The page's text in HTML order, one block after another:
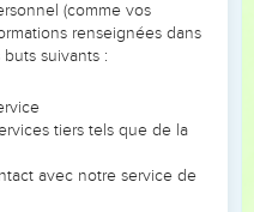
correspondantes pour le
selon leur nombre et
pour le péché, tout
de son offrande et de
à l’occasion de vos
(comme vos
renseignées dans
suivants :
tiers tels que de la
avec notre service de